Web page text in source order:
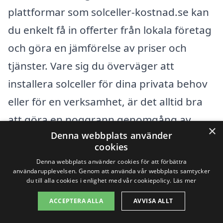
plattformar som solceller-kostnad.se kan
du enkelt få in offerter från lokala företag
och göra en jämförelse av priser och
tjänster. Vare sig du överväger att
installera solceller för dina privata behov
eller för en verksamhet, är det alltid bra
att göra en noggrann genomgång av
alternativen innan du bestämmer dig.
Få 3 erbjudanden, gratis och utan
förpliktelser
×
Denna webbplats använder
cookies
Denna webbplats använder cookies för att förbättra
användarupplevelsen. Genom att använda vår webbplats samtycker
du till alla cookies i enlighet med vår cookiepolicy. Läs mer
ACCEPTERA ALLA AVVISA ALLT